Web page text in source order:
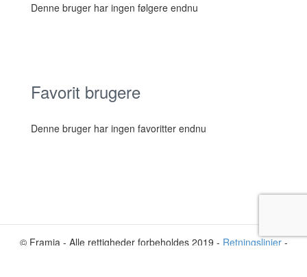
Denne bruger har ingen følgere endnu
Favorit brugere
Denne bruger har ingen favoritter endnu
© Framia - Alle rettigheder forbeholdes 2019 - Retningslinjer-